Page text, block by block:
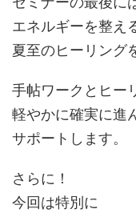
エネルギーを整え
夏至のヒーリング
手帖ワークとヒー
軽やかに確実に進
サポートします。
さらに！
今回は特別に